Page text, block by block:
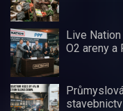
Live
O2 areny a